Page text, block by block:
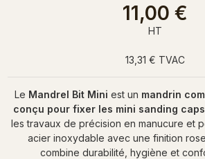
11,00 €
HT
13,31 € TVAC
Le Mandrel Bit Mini est un mandrin
conçu pour fixer les mini sanding caps
les travaux de précision en manucure et
acier inoxydable avec une finition
combine durabilité, hygiène et